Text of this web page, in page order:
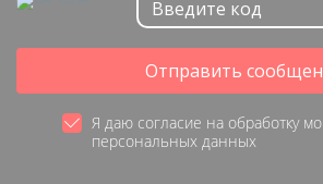
Отправить
Я даю согласие на обработку
персональных данных